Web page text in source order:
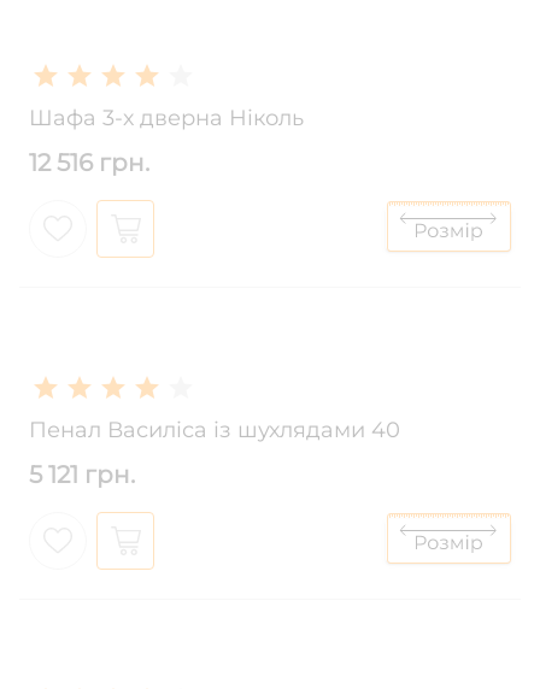
Шафа 3-х дверна Ніколь
12 516 грн.
Пенал Василіса із шухлядами 40
5 121 грн.